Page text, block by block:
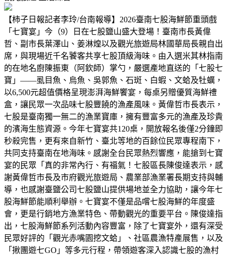
【柿子日報記者李玲/台南報導】2026臺南七股海鮮節重頭戲
「七寶宴」今（9）日在七股鹽山盛大登場！臺南市長黃偉
哲、副市長葉澤山、姜淋煌以及觀光旅遊局林國華局長親自出
席，與現場近千名饕客共享七股頂級海味。由入選米其林指南
的在地名廚陳振東（阿欽師）掌勺，嚴選產地直送的「七股七
寶」——虱目魚、烏魚、吳郭魚、石斑、白蝦、文蛤及牡蠣，
以6,500元超值價格呈現澎湃海鮮饗宴，每桌另贈優質海鮮禮
盒，讓民眾一次品味七股豐饒的漁產風味。黃偉哲市長表示，
七股是臺南獨一無二的漁業寶庫，擁有豐富多元的漁產及珍貴
的濱海生態資源。今年七寶宴共120桌，開放報名後僅2分鐘即
秒殺完售，更有來自新竹、臺北等地的百餘位民眾專程南下，
共同支持臺南在地海味。感謝全台民眾熱烈響應，能搶到七寶
宴的民眾「真的非常內行、有福氣！七股區長陳俊達表示，感
謝黃偉哲市長及市府觀光旅遊局、農業部漁業署長期支持與輔
導，也感謝臺鹽公司七股鹽山提供場地並全力協助，讓今年七
股海鮮節能順利舉辦。七寶宴不僅是品嚐七股海鮮的年度盛
會，更是行銷地方漁業特色、帶動觀光的重要平台。陳俊達指
出，七股海鮮節系列活動內容豐富，除了七寶宴外，還有深受
民眾好評的「觀光赤嘴園挖文蛤」、社區農漁特產展售，以及
「揪團遊七GO」等多元行程，帶領遊客深入認識七股的漁村